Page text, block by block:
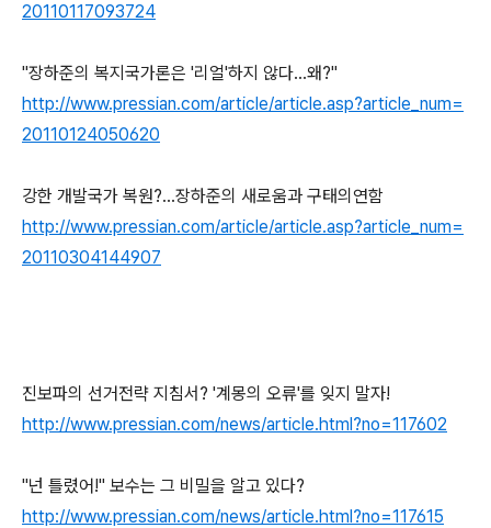
20110117093724
"장하준의 복지국가론은 '리얼'하지 않다…왜?"
http://www.pressian.com/article/article.asp?article_num=
20110124050620
강한 개발국가 복원?…장하준의 새로움과 구태의연함
http://www.pressian.com/article/article.asp?article_num=
20110304144907
진보파의 선거전략 지침서? '계몽의 오류'를 잊지 말자!
http://www.pressian.com/news/article.html?no=117602
"넌 틀렸어!" 보수는 그 비밀을 알고 있다?
http://www.pressian.com/news/article.html?no=117615